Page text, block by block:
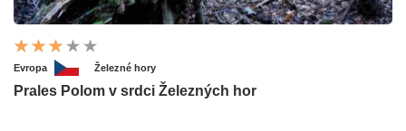
Evropa Železné hory
Prales Polom v srdci Železných hor